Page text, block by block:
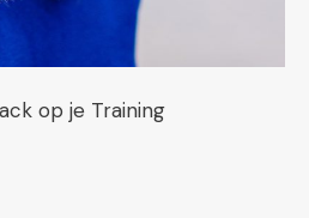
op je Training